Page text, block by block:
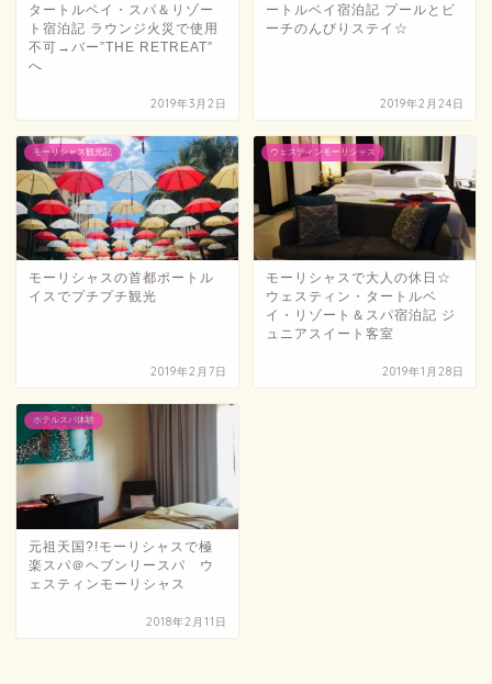
タートルベイ・スパ＆リゾー
ト宿泊記 ラウンジ火災で使用
不可→バー”THE RETREAT”
へ
2019年3月2日
ートルベイ宿泊記 プールとビ
ーチのんびりステイ☆
2019年2月24日
モーリシャス観光記
モーリシャスの首都ポートル
イスでプチプチ観光
2019年2月7日
ウェスティンモーリシャス
モーリシャスで大人の休日☆
ウェスティン・タートルベ
イ・リゾート＆スパ宿泊記 ジ
ュニアスイート客室
2019年1月28日
ホテルスパ体験
元祖天国?!モーリシャスで極
楽スパ＠ヘブンリースパ ウ
ェスティンモーリシャス
2018年2月11日